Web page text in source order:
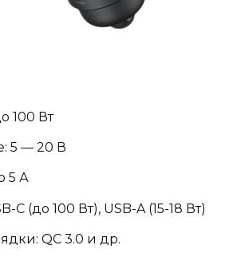
100 Вт
5 — 20 В
5 А
C (до 100 Вт), USB-A (15-18 Вт)
QC 3.0 и др.